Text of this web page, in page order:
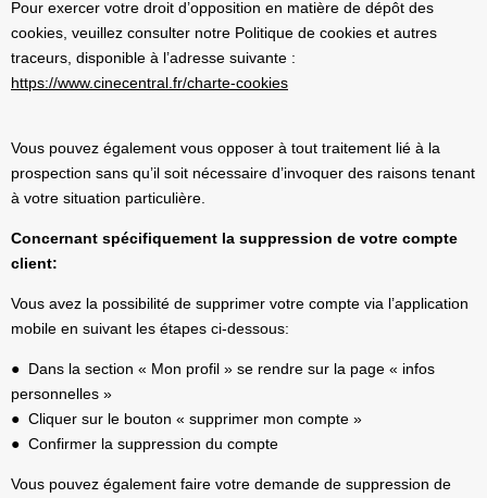
Pour exercer votre droit d’opposition en matière de dépôt des
cookies, veuillez consulter notre Politique de cookies et autres
traceurs, disponible à l’adresse suivante :
https://www.cinecentral.fr/charte-cookies
Vous pouvez également vous opposer à tout traitement lié à la
prospection sans qu’il soit nécessaire d’invoquer des raisons tenant
à votre situation particulière.
Concernant spécifiquement la suppression de votre compte
client:
Vous avez la possibilité de supprimer votre compte via l’application
mobile en suivant les étapes ci-dessous:
● Dans la section « Mon profil » se rendre sur la page « infos
personnelles »
● Cliquer sur le bouton « supprimer mon compte »
● Confirmer la suppression du compte
Vous pouvez également faire votre demande de suppression de